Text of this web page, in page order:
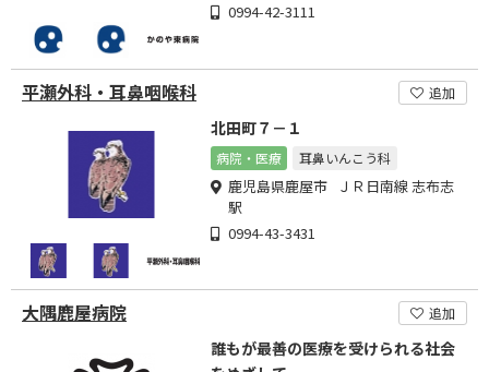
0994-42-3111
平瀬外科・耳鼻咽喉科 追加
北田町７－１
病院・医療 耳鼻いんこう科
鹿児島県鹿屋市 ＪＲ日南線 志布志
駅
0994-43-3431
大隅鹿屋病院 追加
誰もが最善の医療を受けられる社会